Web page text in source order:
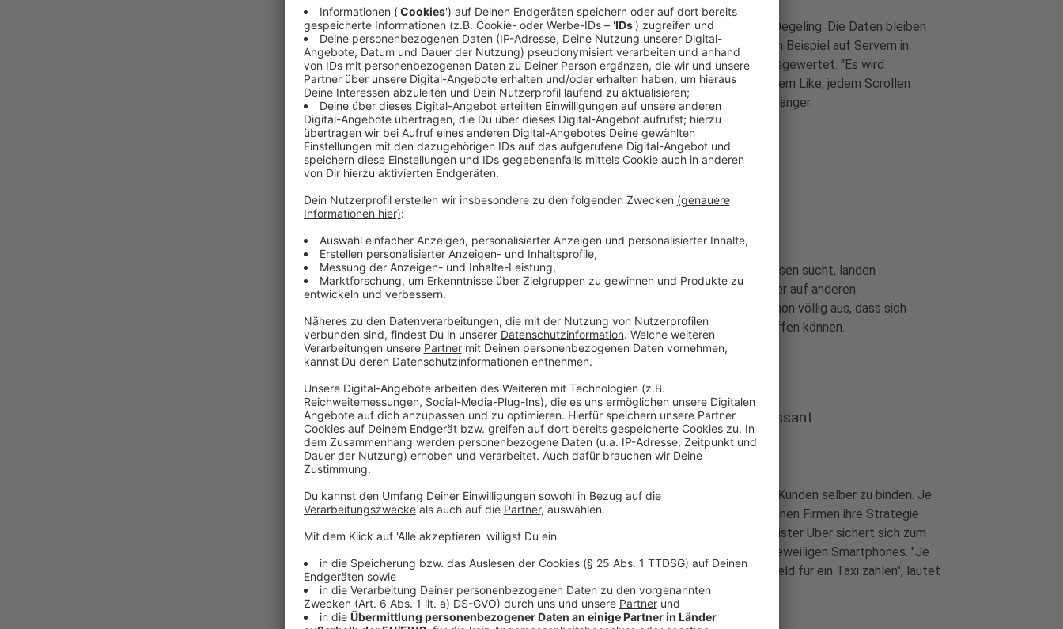
"Überall und sehr viele", ist die ernüchternde Antwort von Martin Degeling. Die Daten bleiben
nicht auf unseren Smartphones oder Laptops, sondern landen zum Beispiel auf Servern in
Frankfurt oder den USA. Da werden sie zusammengefasst und ausgewertet. "Es wird
festgestellt, mit welchem Gerät man gerade herumsurft". Mit jedem Like, jedem Scrollen
durch Social-Media-Plattformen, wird die persönliche Datenspur länger.
Anzeige
Warum bekomme ich persönliche Werbung?
Wenn man nach bestimmten Produkten via Google oder Marktbörsen sucht, landen
anschließend Werbeanzeigen zu diesem Thema im Newsfeed, oder auf anderen
Internetseiten. Likes, Hashtags oder Suchanfragen reichen da schon völlig aus, dass sich
Unternehmen einen Überblick über persönliche Vorlieben verschaffen können.
Anzeige
Weshalb sind die Daten für die Unternehmen so interessant
Anzeige
Es geht vor allem darum, sich als Unternehmen noch mehr an den Kunden selber zu binden. Je
persönlicher, je genauer die Datenbeschreibung, desto besser können Firmen ihre Strategie
anpassen. Ein Beispiel liefert der IT-Experte mal mit: Der Dienstleister Uber sichert sich zum
Beispiel die Infos von seinern Nutzern über deren Akkustand der jeweiligen Smartphones. "Je
geringer der Akkustand, desto bereitwilliger sind die Menschen, Geld für ein Taxi zahlen", lautet
die Analyse von Uber.
Anzeige